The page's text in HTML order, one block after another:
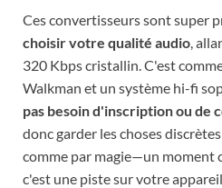
Ces convertisseurs sont super
choisir votre qualité audio ,
320 Kbps cristallin. C'est
Walkman et un système hi-fi
pas besoin d'inscription ou de
donc garder les choses
comme par magie—un moment
c'est une piste sur votre appareil.